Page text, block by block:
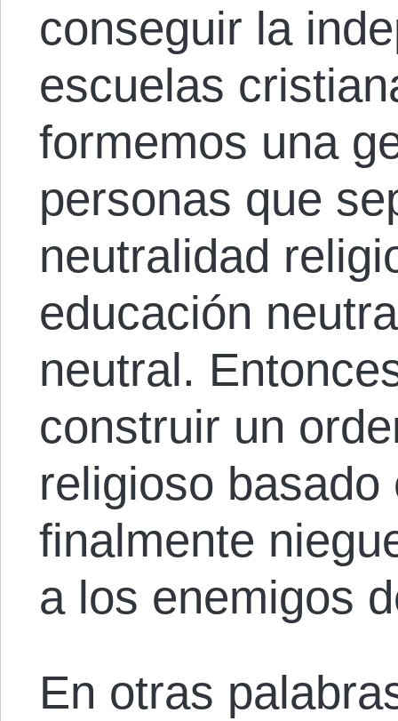
conseguir la
escuelas
formemos una
personas que
neutralidad
educación
neutral.
construir un
religioso
finalmente
a los enemigos
En otras